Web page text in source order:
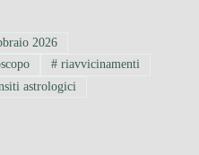
2026
# riavvicinamenti
astrologici